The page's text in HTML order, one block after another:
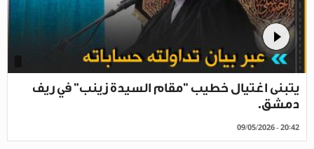
يتبنى اغتيال خطيب "مقام السيدة زينب" في ريف
دمشق.
09/05/2026 - 20:42